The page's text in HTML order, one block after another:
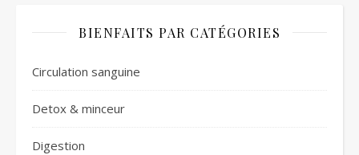
BIENFAITS PAR CATÉGORIES
Circulation sanguine
Detox & minceur
Digestion